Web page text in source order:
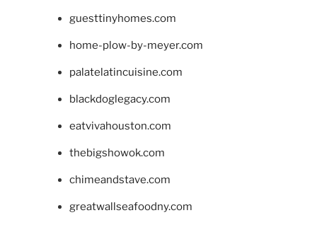
guesttinyhomes.com
home-plow-by-meyer.com
palatelatincuisine.com
blackdoglegacy.com
eatvivahouston.com
thebigshowok.com
chimeandstave.com
greatwallseafoodny.com